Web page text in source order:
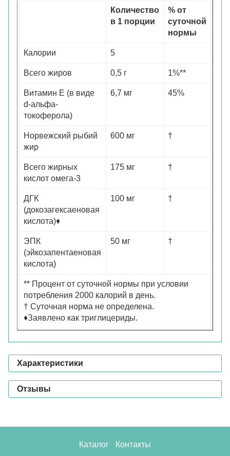
Количество
в 1 порции
% от
суточной
нормы
Калории 5
Всего жиров 0,5 г 1%**
Витамин E (в виде
d-альфа-
токоферола)
6,7 мг 45%
Норвежский рыбий
жир
600 мг †
Всего жирных
кислот омега-3
175 мг †
ДГК
(докозагексаеновая
кислота)♦
100 мг †
ЭПК
(эйкозапентаеновая
кислота)
50 мг †
** Процент от суточной нормы при условии
потребления 2000 калорий в день.
† Суточная норма не определена.
♦Заявлено как триглицериды.
Характеристики
Отзывы
Каталог Контакты